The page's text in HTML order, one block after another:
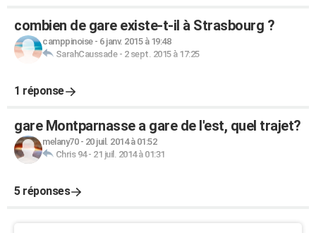
combien de gare existe-t-il à Strasbourg ?
camppinoise- 6 janv. 2015 à 19:48
SarahCaussade- 2 sept. 2015 à 17:25
1 réponse
gare Montparnasse a gare de l'est, quel trajet?
melany70- 20 juil. 2014 à 01:52
Chris 94- 21 juil. 2014 à 01:31
5 réponses